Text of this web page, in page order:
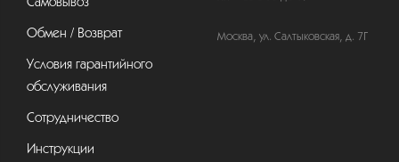
Самовывоз
Обмен / Возврат
Условия гарантийного
обслуживания
Сотрудничество
Инструкции
Москва, ул. Салтыковская, д. 7Г